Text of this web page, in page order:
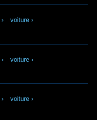
› voiture ›
› voiture ›
› voiture ›